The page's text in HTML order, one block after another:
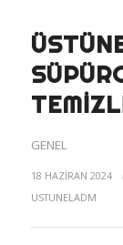
GENEL
18 HAZIRAN 2024
USTUNELADM